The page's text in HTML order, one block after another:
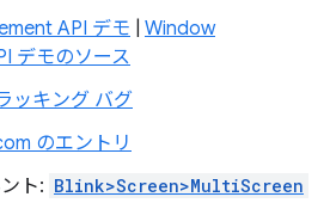
API デモ
Window
デモのソース
ッキング バグ
のエントリ
ト: Blink>Screen>MultiScreen